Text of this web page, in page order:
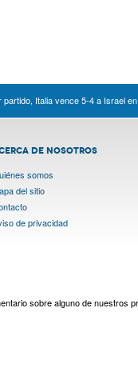
partido, Italia vence 5-4 a Israel
DE NOSOTROS
somos
del sitio
de privacidad
sobre alguno de nuestros